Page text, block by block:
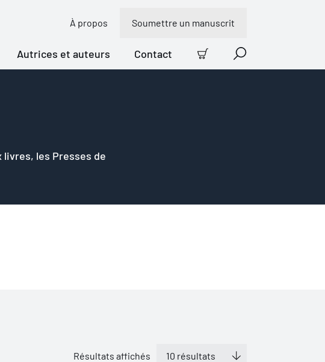
À propos Soumettre un manuscrit
Autrices et auteurs Contact
Panier Recherche
les Presses de
Résultats affichés